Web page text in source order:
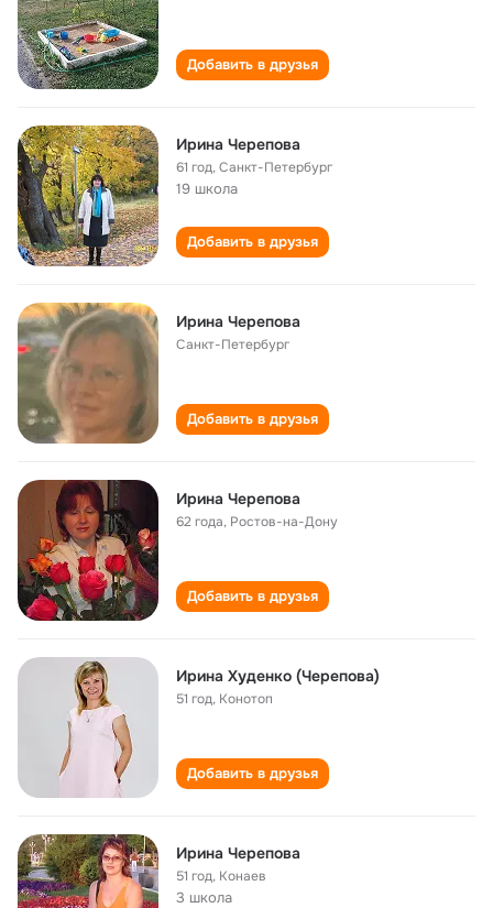
Добавить в друзья
Ирина Черепова
61 год,Санкт-Петербург
19 школа
Добавить в друзья
Ирина Черепова
Санкт-Петербург
Добавить в друзья
Ирина Черепова
62 года, Ростов-на-Дону
Добавить в друзья
Ирина Худенко (Черепова)
51 год, Конотоп
Добавить в друзья
Ирина Черепова
51 год, Конаев
3 школа